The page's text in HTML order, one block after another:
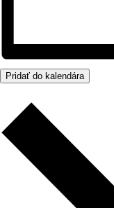
Pridať do kalendára